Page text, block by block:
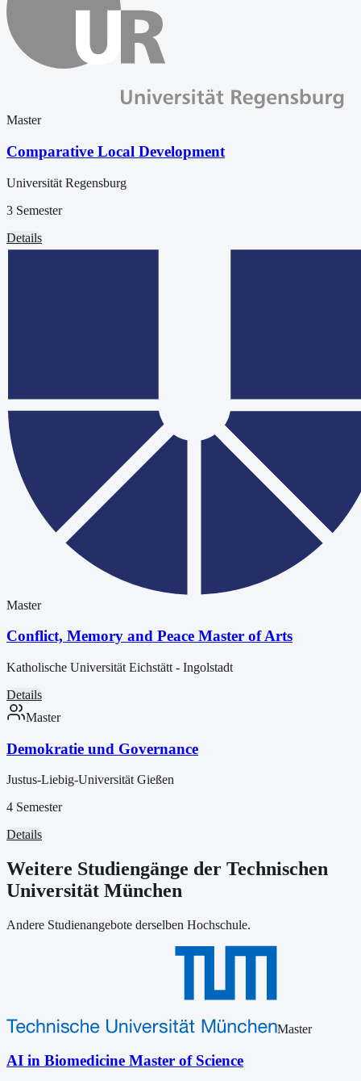
Master
Comparative Local Development
Universität Regensburg
3 Semester
Details
Master
Conflict, Memory and Peace Master of Arts
Katholische Universität Eichstätt - Ingolstadt
Details
Master
Demokratie und Governance
Justus-Liebig-Universität Gießen
4 Semester
Details
Weitere Studiengänge der Technischen
Universität München
Andere Studienangebote derselben Hochschule.
Master
AI in Biomedicine Master of Science